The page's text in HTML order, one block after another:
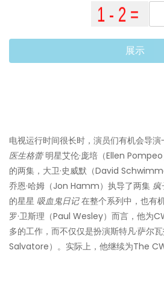
展示
电视运行时间很长时，演员们有机会导演
医生格蕾明星艾伦·庞培（Ellen
的两集，大卫·史威默（David
乔恩·哈姆（Jon Hamm）执导了两集 疯
的星星 吸血鬼日记在整个系列中，也有
罗·卫斯理（Paul Wesley）而言，他为
多的工作，而不仅仅是扮演斯特凡·萨尔
Salvatore）。实际上，他继续为The